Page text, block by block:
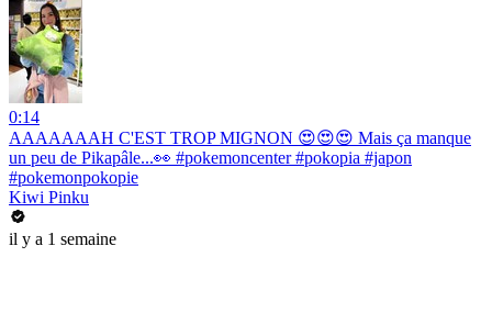
0:14
AAAAAAAH C'EST TROP MIGNON 😍😍😍 Mais ça manque
un peu de Pikapâle...👀 #pokemoncenter #pokopia #japon
#pokemonpokopie
Kiwi Pinku
il y a 1 semaine